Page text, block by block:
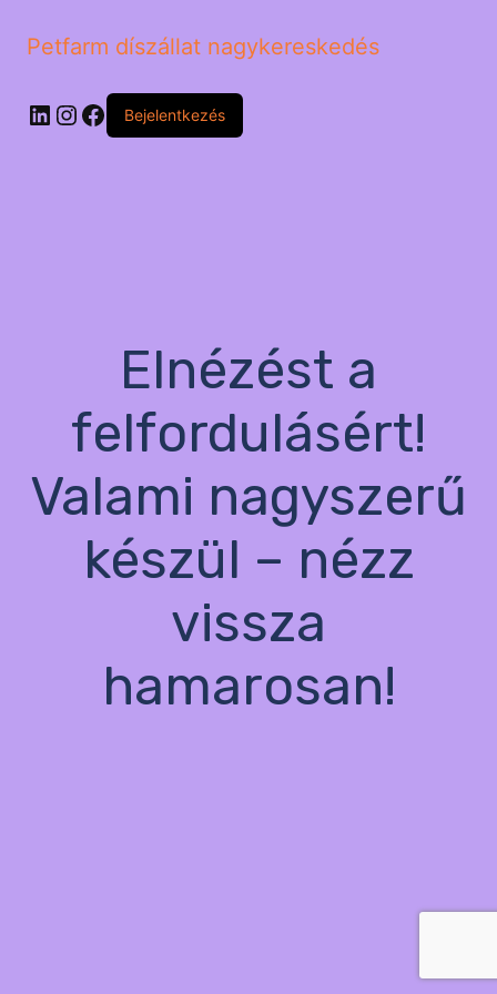
Petfarm díszállat nagykereskedés
LinkedIn
Instagram
Facebook
Bejelentkezés
Elnézést a
felfordulásért!
Valami nagyszerű
készül – nézz
vissza
hamarosan!